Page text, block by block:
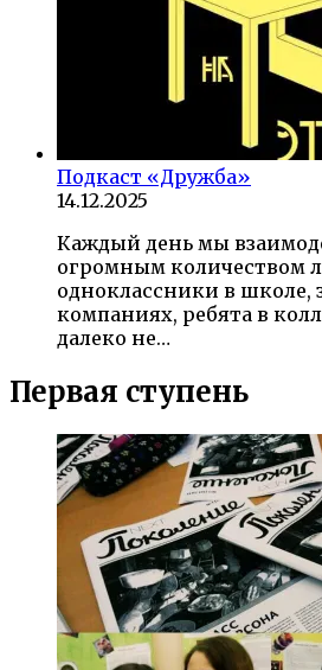
Подкаст «Дружба»
14.12.2025
Каждый день мы
огромным количеством
одноклассники в школе,
компаниях, ребята в
далеко не…
Первая ступень